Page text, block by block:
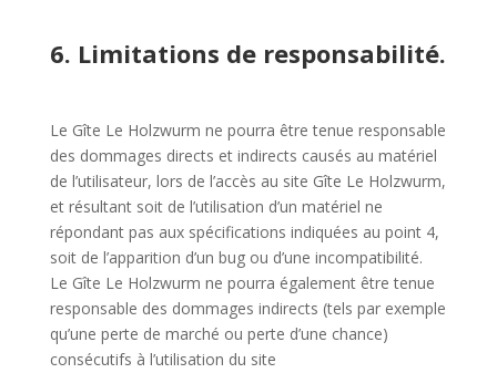
6. Limitations de responsabilité.
Le Gîte Le Holzwurm ne pourra être tenue responsable
des dommages directs et indirects causés au matériel
de l’utilisateur, lors de l’accès au site Gîte Le Holzwurm,
et résultant soit de l’utilisation d’un matériel ne
répondant pas aux spécifications indiquées au point 4,
soit de l’apparition d’un bug ou d’une incompatibilité.
Le Gîte Le Holzwurm ne pourra également être tenue
responsable des dommages indirects (tels par exemple
qu’une perte de marché ou perte d’une chance)
consécutifs à l’utilisation du site